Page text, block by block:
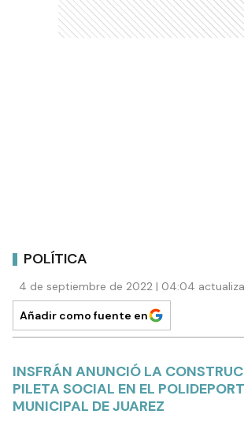
POLÍTICA
4 de septiembre de 2022 | 04:04
Añadir como fuente en
INSFRÁN ANUNCIÓ LA
PILETA SOCIAL EN EL
MUNICIPAL DE JUAREZ